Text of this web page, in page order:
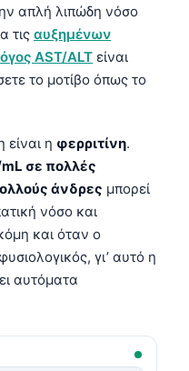
απλή λιπώδη νόσο
τις αυξημένων
AST/ALT είναι
το μοτίβο όπως το
είναι η φερριτίνη.
σε πολλές
άνδρες μπορεί
νόσο και
και όταν ο
γι’ αυτό η
αυτόματα